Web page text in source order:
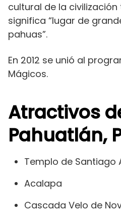
cultural de la
significa “lugar de
pahuas”.
En 2012 se unió al
Mágicos.
Atractivos
Pahuatlán,
Templo de Santiago
Acalapa
Cascada Velo de